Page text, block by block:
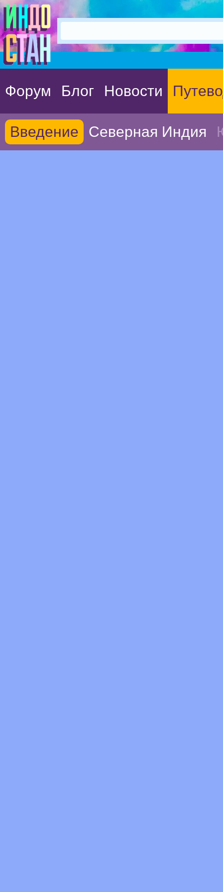
Форум Блог Новости
Введение Северная Индия